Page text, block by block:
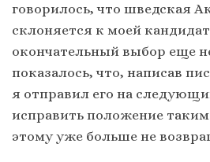
говорилось, что шведская
склоняется к моей
окончательный выбор еще
показалось, что, написав
я отправил его на
исправить положение
этому уже больше не